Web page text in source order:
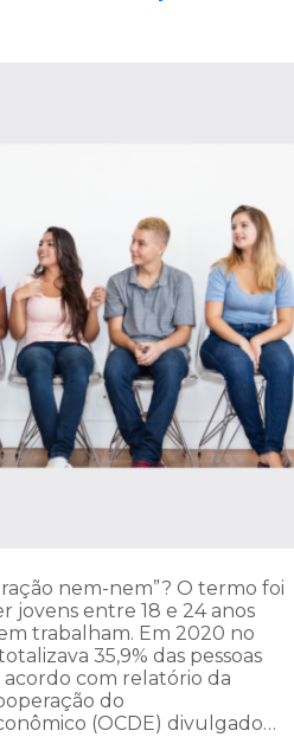
nem-nem”? O termo foi
jovens entre 18 e 24 anos
trabalham. Em 2020 no
35,9% das pessoas
acordo com relatório da
do
(OCDE) divulgado…